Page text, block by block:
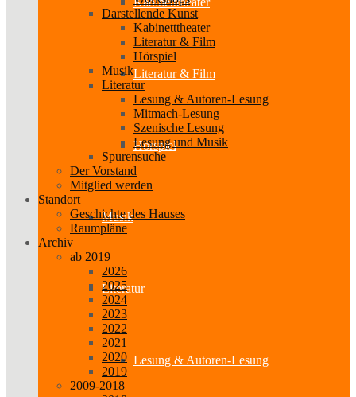
Literatur & Film
Hörspiel
Musik
Literatur
Lesung & Autoren-Lesung
Darstellende Kunst
Kabinetttheater
Literatur & Film
Hörspiel
Musik
Literatur
Lesung & Autoren-Lesung
Mitmach-Lesung
Szenische Lesung
Lesung und Musik
Spurensuche
Der Vorstand
Mitglied werden
Standort
Geschichte des Hauses
Raumpläne
Archiv
ab 2019
2026
2025
2024
2023
2022
2021
2020
2019
2009-2018